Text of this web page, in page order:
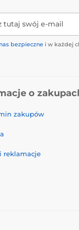
tutaj swój e-mail
bezpieczne i w każdej
o
zakupów
reklamacje